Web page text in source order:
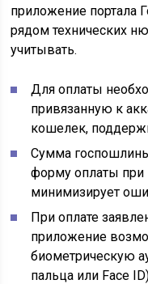
приложение портала
рядом технических
учитывать.
Для оплаты
привязанную к
кошелек,
Сумма госпошлины
форму оплаты при
минимизирует
При оплате
приложение
биометрическую
пальца или Face